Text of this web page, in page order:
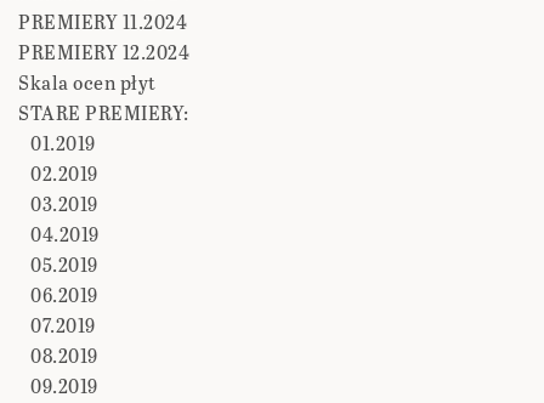
PREMIERY 11.2024
PREMIERY 12.2024
Skala ocen płyt
STARE PREMIERY:
01.2019
02.2019
03.2019
04.2019
05.2019
06.2019
07.2019
08.2019
09.2019